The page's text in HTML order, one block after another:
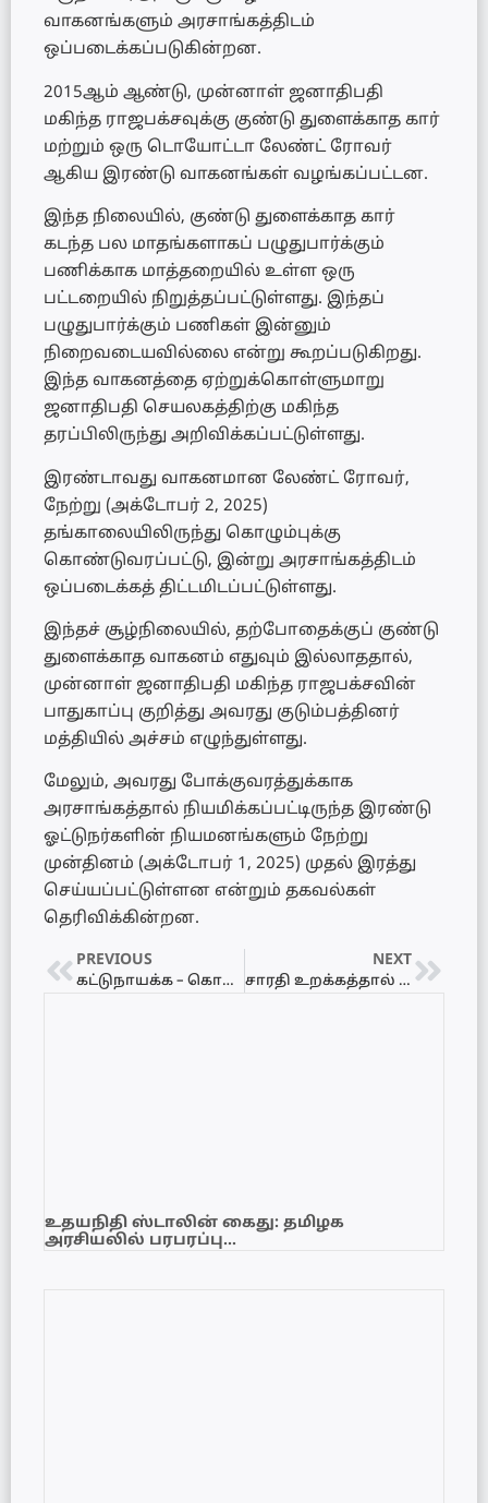
வாகனங்களும் அரசாங்கத்திடம்
ஒப்படைக்கப்படுகின்றன.
2015ஆம் ஆண்டு, முன்னாள் ஜனாதிபதி
மகிந்த ராஜபக்சவுக்கு குண்டு துளைக்காத கார்
மற்றும் ஒரு டொயோட்டா லேண்ட் ரோவர்
ஆகிய இரண்டு வாகனங்கள் வழங்கப்பட்டன.
இந்த நிலையில், குண்டு துளைக்காத கார்
கடந்த பல மாதங்களாகப் பழுதுபார்க்கும்
பணிக்காக மாத்தறையில் உள்ள ஒரு
பட்டறையில் நிறுத்தப்பட்டுள்ளது. இந்தப்
பழுதுபார்க்கும் பணிகள் இன்னும்
நிறைவடையவில்லை என்று கூறப்படுகிறது.
இந்த வாகனத்தை ஏற்றுக்கொள்ளுமாறு
ஜனாதிபதி செயலகத்திற்கு மகிந்த
தரப்பிலிருந்து அறிவிக்கப்பட்டுள்ளது.
இரண்டாவது வாகனமான லேண்ட் ரோவர்,
நேற்று (அக்டோபர் 2, 2025)
தங்காலையிலிருந்து கொழும்புக்கு
கொண்டுவரப்பட்டு, இன்று அரசாங்கத்திடம்
ஒப்படைக்கத் திட்டமிடப்பட்டுள்ளது.
இந்தச் சூழ்நிலையில், தற்போதைக்குப் குண்டு
துளைக்காத வாகனம் எதுவும் இல்லாததால்,
முன்னாள் ஜனாதிபதி மகிந்த ராஜபக்சவின்
பாதுகாப்பு குறித்து அவரது குடும்பத்தினர்
மத்தியில் அச்சம் எழுந்துள்ளது.
மேலும், அவரது போக்குவரத்துக்காக
அரசாங்கத்தால் நியமிக்கப்பட்டிருந்த இரண்டு
ஓட்டுநர்களின் நியமனங்களும் நேற்று
முன்தினம் (அக்டோபர் 1, 2025) முதல் இரத்து
செய்யப்பட்டுள்ளன என்றும் தகவல்கள்
தெரிவிக்கின்றன.
PREVIOUS
கட்டுநாயக்க – கொழும்பு நீர்வழி விமான சேவை: இன்று முதல் ஆரம்பம்
NEXT
சாரதி உறக்கத்தால் மரத்தில் மோதிய வேன்: ஒருவர் பலி, 6 பேர் காயம்
உதயநிதி ஸ்டாலின் கைது: தமிழக
அரசியலில் பரபரப்பு…